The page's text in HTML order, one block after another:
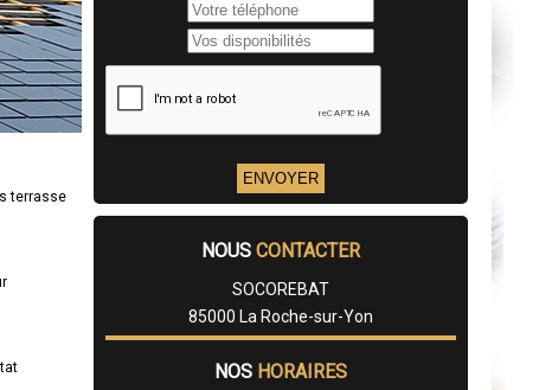
terrasse
NOUS CONTACTER
SOCOREBAT
85000 La Roche-sur-Yon
NOS HORAIRES